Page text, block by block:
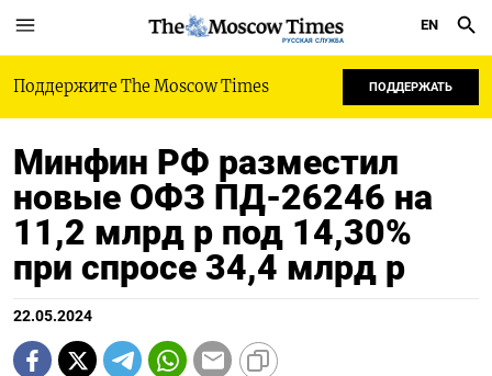
РУССКАЯ СЛУЖБА
EN
Поддержите The Moscow Times ПОДДЕРЖАТЬ
Минфин РФ разместил
новые ОФЗ ПД-26246 на
11,2 млрд р под 14,30%
при спросе 34,4 млрд р
22.05.2024